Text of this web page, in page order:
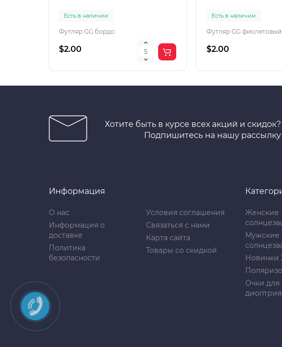
Есть в наличии
Футляр GG бордо
$2.00
Есть в наличии
Футляр GG фиолетовый
$2.00
Хотите быть в курсе всех акций и скидок?
Подпишитесь на нашу рассылку
Информация
О нас
Информация о
доставке
Политика
безопасности
Условия соглашения
Связаться с нами
Карта сайта
Товары со скидкой
Женские
Мужские
Новинки
Очки для